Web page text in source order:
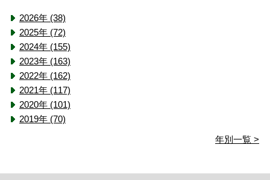
2026年 (38)
2025年 (72)
2024年 (155)
2023年 (163)
2022年 (162)
2021年 (117)
2020年 (101)
2019年 (70)
年別一覧 >